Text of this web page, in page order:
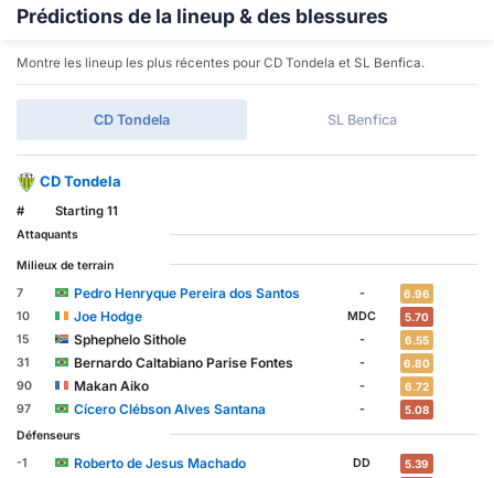
Prédictions de la lineup & des blessures
Montre les lineup les plus récentes pour CD Tondela et SL Benfica.
CD Tondela SL Benfica
CD Tondela
# Starting 11
Attaquants
Milieux de terrain
7
Pedro Henryque Pereira dos Santos - 6.96
10 Joe Hodge MDC 5.70
15 Sphephelo Sithole - 6.55
31 Bernardo Caltabiano Parise Fontes - 6.80
90 Makan Aiko - 6.72
97 Cícero Clébson Alves Santana - 5.08
Défenseurs
-1
Roberto de Jesus Machado DD 5.39